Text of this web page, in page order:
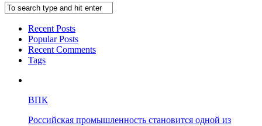
Recent Posts
Popular Posts
Recent Comments
Tags
ВПК
Российская промышленность становится одной из